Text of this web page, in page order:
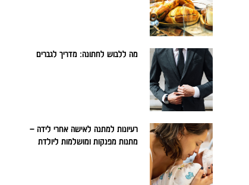
מה ללבוש לחתונה: מדריך לגברים
רעיונות למתנה לאישה אחרי לידה –
מתנות מפנקות ומושלמות ליולדת